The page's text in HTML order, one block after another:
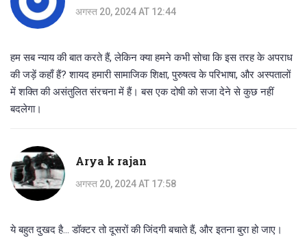
अगस्त 20, 2024 AT 12:44
हम सब न्याय की बात करते हैं, लेकिन क्या हमने कभी सोचा कि इस तरह के अपराध
की जड़ें कहाँ हैं? शायद हमारी सामाजिक शिक्षा, पुरुषत्व के परिभाषा, और अस्पतालों
में शक्ति की असंतुलित संरचना में हैं। बस एक दोषी को सजा देने से कुछ नहीं
बदलेगा।
Arya k rajan
अगस्त 20, 2024 AT 17:58
ये बहुत दुखद है... डॉक्टर तो दूसरों की जिंदगी बचाते हैं, और इतना बुरा हो जाए।